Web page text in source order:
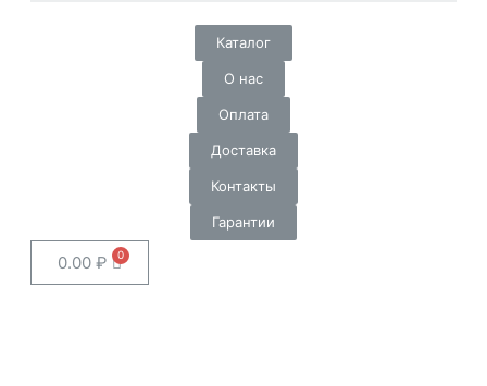
Каталог
О нас
Оплата
Доставка
Контакты
Гарантии
0.00 ₽